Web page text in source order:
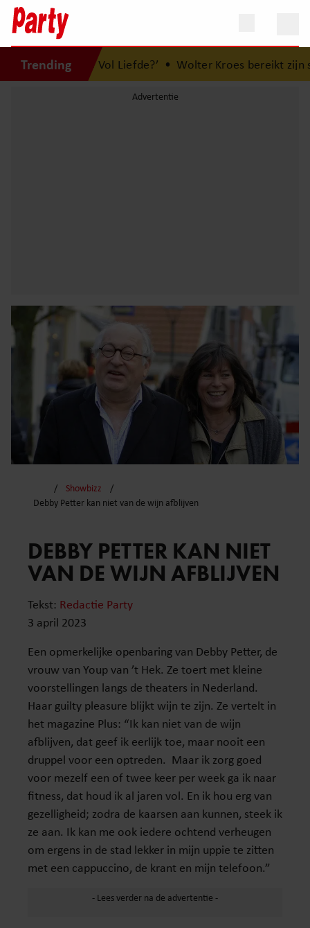
Trending
Vol Liefde?’ •Wolter Kroes bereikt zijn
Showbizz
Debby Petter kan niet van de wijn afblijven
DEBBY PETTER KAN NIET
VAN DE WIJN AFBLIJVEN
Tekst: Redactie Party
3 april 2023
Een opmerkelijke openbaring van Debby Petter, de
vrouw van Youp van ’t Hek. Ze toert met kleine
voorstellingen langs de theaters in Nederland.
Haar guilty pleasure blijkt wijn te zijn. Ze vertelt in
het magazine Plus: “Ik kan niet van de wijn
afblijven, dat geef ik eerlijk toe, maar nooit een
druppel voor een optreden. Maar ik zorg goed
voor mezelf een of twee keer per week ga ik naar
fitness, dat houd ik al jaren vol. En ik hou erg van
gezelligheid; zodra de kaarsen aan kunnen, steek ik
ze aan. Ik kan me ook iedere ochtend verheugen
om ergens in de stad lekker in mijn uppie te zitten
met een cappuccino, de krant en mijn telefoon.”